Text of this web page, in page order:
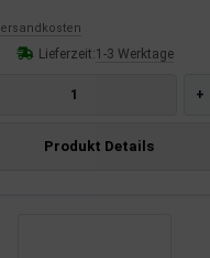
Lieferzeit:1-3 Werktage
+
Produkt Details